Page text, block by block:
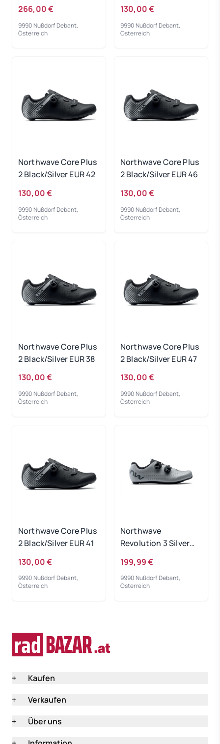
266,00 €
9990 Nußdorf Debant,
Österreich
130,00 €
9990 Nußdorf Debant,
Österreich
Northwave Core Plus
2 Black/Silver EUR 42
130,00 €
9990 Nußdorf Debant,
Österreich
Northwave Core Plus
2 Black/Silver EUR 46
130,00 €
9990 Nußdorf Debant,
Österreich
Northwave Core Plus
2 Black/Silver EUR 38
130,00 €
9990 Nußdorf Debant,
Österreich
Northwave Core Plus
2 Black/Silver EUR 47
130,00 €
9990 Nußdorf Debant,
Österreich
Northwave Core Plus
2 Black/Silver EUR 41
130,00 €
9990 Nußdorf Debant,
Österreich
Northwave
Revolution 3 Silver
199,99 €
9990 Nußdorf Debant,
Österreich
+
Kaufen
+
Verkaufen
+
Über uns